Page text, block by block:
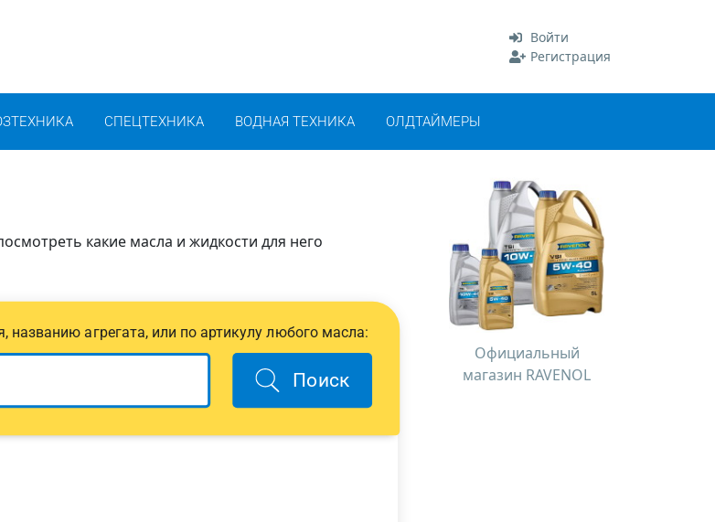
Войти
Регистрация
СПЕЦТЕХНИКА ВОДНАЯ ТЕХНИКА ОЛДТАЙМЕРЫ
какие масла и жидкости для него
названию агрегата, или по артикулу любого масла:
Поиск
Официальный
магазин RAVENOL